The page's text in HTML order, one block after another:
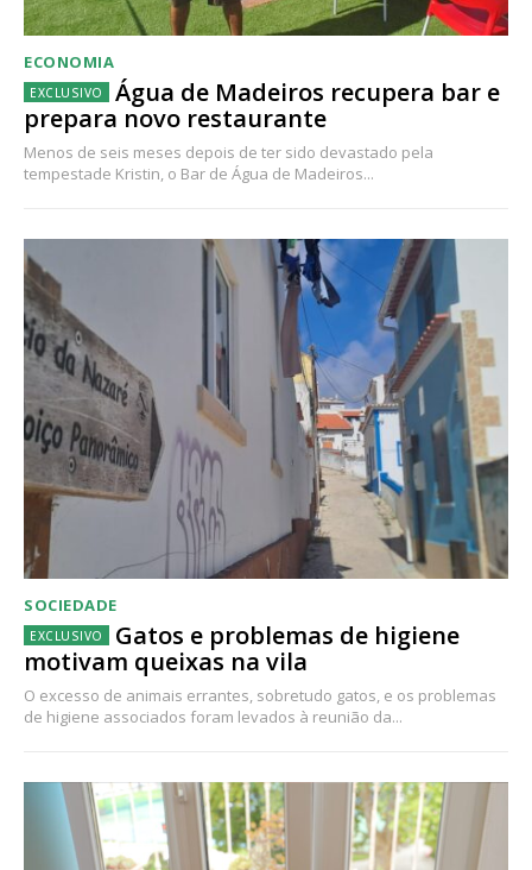
ECONOMIA
Água de Madeiros recupera bar e
prepara novo restaurante
Menos de seis meses depois de ter sido devastado pela
tempestade Kristin, o Bar de Água de Madeiros...
SOCIEDADE
Gatos e problemas de higiene
motivam queixas na vila
O excesso de animais errantes, sobretudo gatos, e os problemas
de higiene associados foram levados à reunião da...